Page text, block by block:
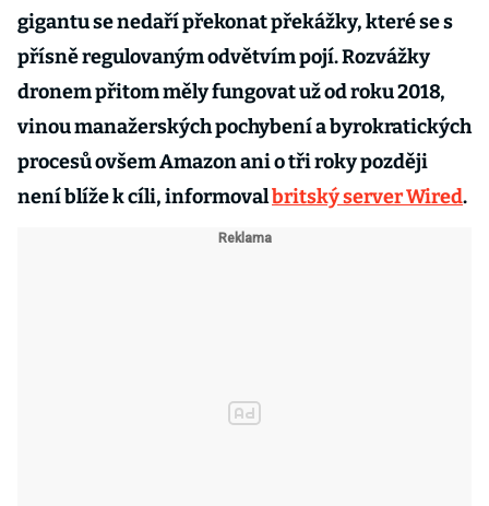
gigantu se nedaří překonat překážky, které se s
přísně regulovaným odvětvím pojí. Rozvážky
dronem přitom měly fungovat už od roku 2018,
vinou manažerských pochybení a byrokratických
procesů ovšem Amazon ani o tři roky později
není blíže k cíli, informovalbritský server Wired.